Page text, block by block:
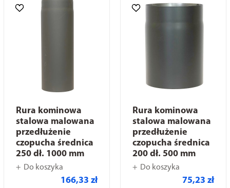
Rura kominowa
stalowa malowana
przedłużenie
czopucha średnica
250 dł. 1000 mm
Do koszyka
166,33 zł
Rura kominowa
stalowa malowana
przedłużenie
czopucha średnica
200 dł. 500 mm
Do koszyka
75,23 zł